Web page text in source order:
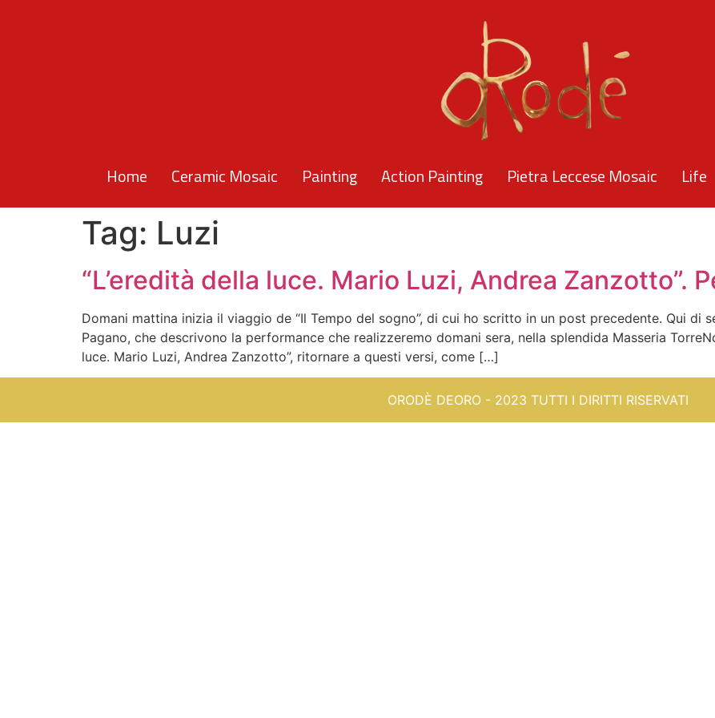
Home Ceramic Mosaic Painting Action Painting Pietra Leccese Mosaic Life
Tag: Luzi
“L’eredità della luce. Mario Luzi, Andrea Zanzotto”.
Domani mattina inizia il viaggio de “Il Tempo del sogno”, di cui ho scritto in un post precedente. Qui di
Pagano, che descrivono la performance che realizzeremo domani sera, nella splendida Masseria
luce. Mario Luzi, Andrea Zanzotto”, ritornare a questi versi, come […]
ORODÈ DEORO - 2023 TUTTI I DIRITTI RISERVATI